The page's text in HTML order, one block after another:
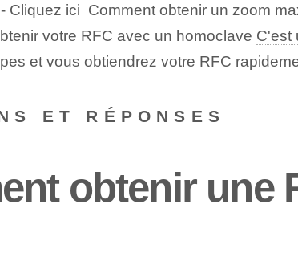
Cliquez ici Comment obtenir un zoom
votre RFC avec un homoclave C'est
et vous obtiendrez votre RFC
ET RÉPONSES
obtenir une